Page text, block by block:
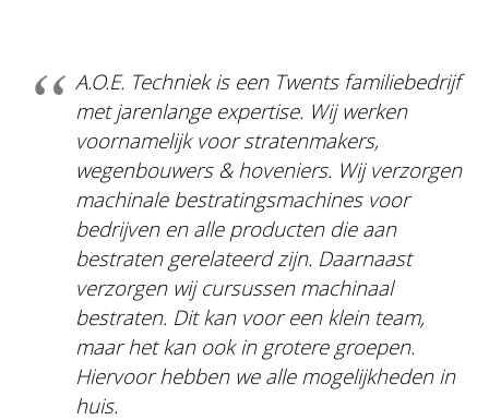
A.O.E. Techniek is een Twents familiebedrijf
met jarenlange expertise. Wij werken
voornamelijk voor stratenmakers,
wegenbouwers & hoveniers. Wij verzorgen
machinale bestratingsmachines voor
bedrijven en alle producten die aan
bestraten gerelateerd zijn. Daarnaast
verzorgen wij cursussen machinaal
bestraten. Dit kan voor een klein team,
maar het kan ook in grotere groepen.
Hiervoor hebben we alle mogelijkheden in
huis.